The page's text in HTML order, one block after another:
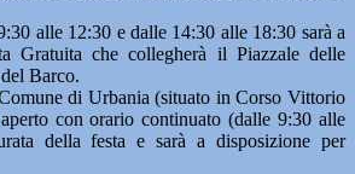
alle 12:30 e dalle 14:30 alle 18:30 sarà a
Gratuita che collegherà il Piazzale delle
Barco.
di Urbania (situato in Corso Vittorio
con orario continuato (dalle 9:30 alle
della festa e sarà a disposizione per